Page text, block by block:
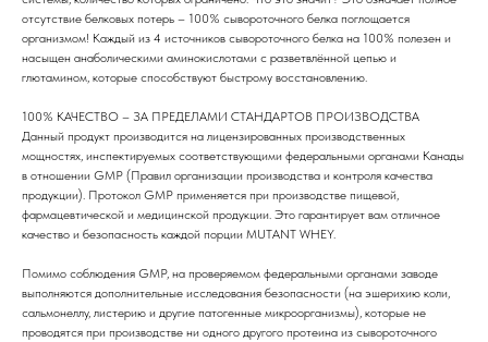
отсутствие белковых потерь – 100% сывороточного белка поглощается
организмом! Каждый из 4 источников сывороточного белка на 100% полезен и
насыщен анаболическими аминокислотами с разветвлённой цепью и
глютамином, которые способствуют быстрому восстановлению.
100% КАЧЕСТВО – ЗА ПРЕДЕЛАМИ СТАНДАРТОВ ПРОИЗВОДСТВА
Данный продукт производится на лицензированных производственных
мощностях, инспектируемых соответствующими федеральными органами Канады
в отношении GMP (Правил организации производства и контроля качества
продукции). Протокол GMP применяется при производстве пищевой,
фармацевтической и медицинской продукции. Это гарантирует вам отличное
качество и безопасность каждой порции MUTANT WHEY.
Помимо соблюдения GMP, на проверяемом федеральными органами заводе
выполняются дополнительные исследования безопасности (на эшерихию коли,
сальмонеллу, листерию и другие патогенные микроорганизмы), которые не
проводятся при производстве ни одного другого протеина из сывороточного